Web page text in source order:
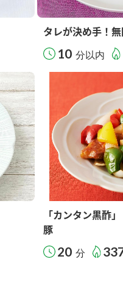
タレが決め手！
10 分以内
「カンタン黒酢
豚
20 分